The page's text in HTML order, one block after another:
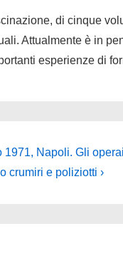
di cinque
Attualmente è in
esperienze di
1971, Napoli. Gli
crumiri e poliziotti ›